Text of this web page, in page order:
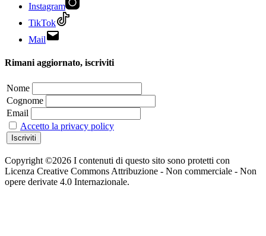
Instagram
TikTok
Mail
Rimani aggiornato, iscriviti
Nome
Cognome
Email
Accetto la privacy policy
Copyright ©2026 I contenuti di questo sito sono protetti con
Licenza Creative Commons Attribuzione - Non commerciale - Non
opere derivate 4.0 Internazionale.